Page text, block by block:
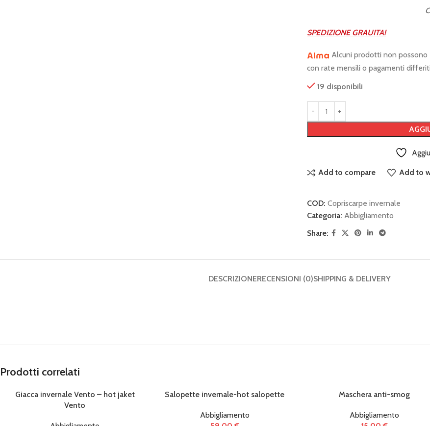
SPEDIZIONE GRAUITA!
Alcuni prodotti non possono
con rate mensili o pagamenti differiti
19 disponibili
Add to compare Add to
COD: Copriscarpe invernale
Categoria: Abbigliamento
Share:
DESCRIZIONERECENSIONI (0)SHIPPING & DELIVERY
Prodotti correlati
Giacca invernale Vento – hot jaket
Vento
Salopette invernale-hot salopette
Abbigliamento
Maschera anti-smog
Abbigliamento